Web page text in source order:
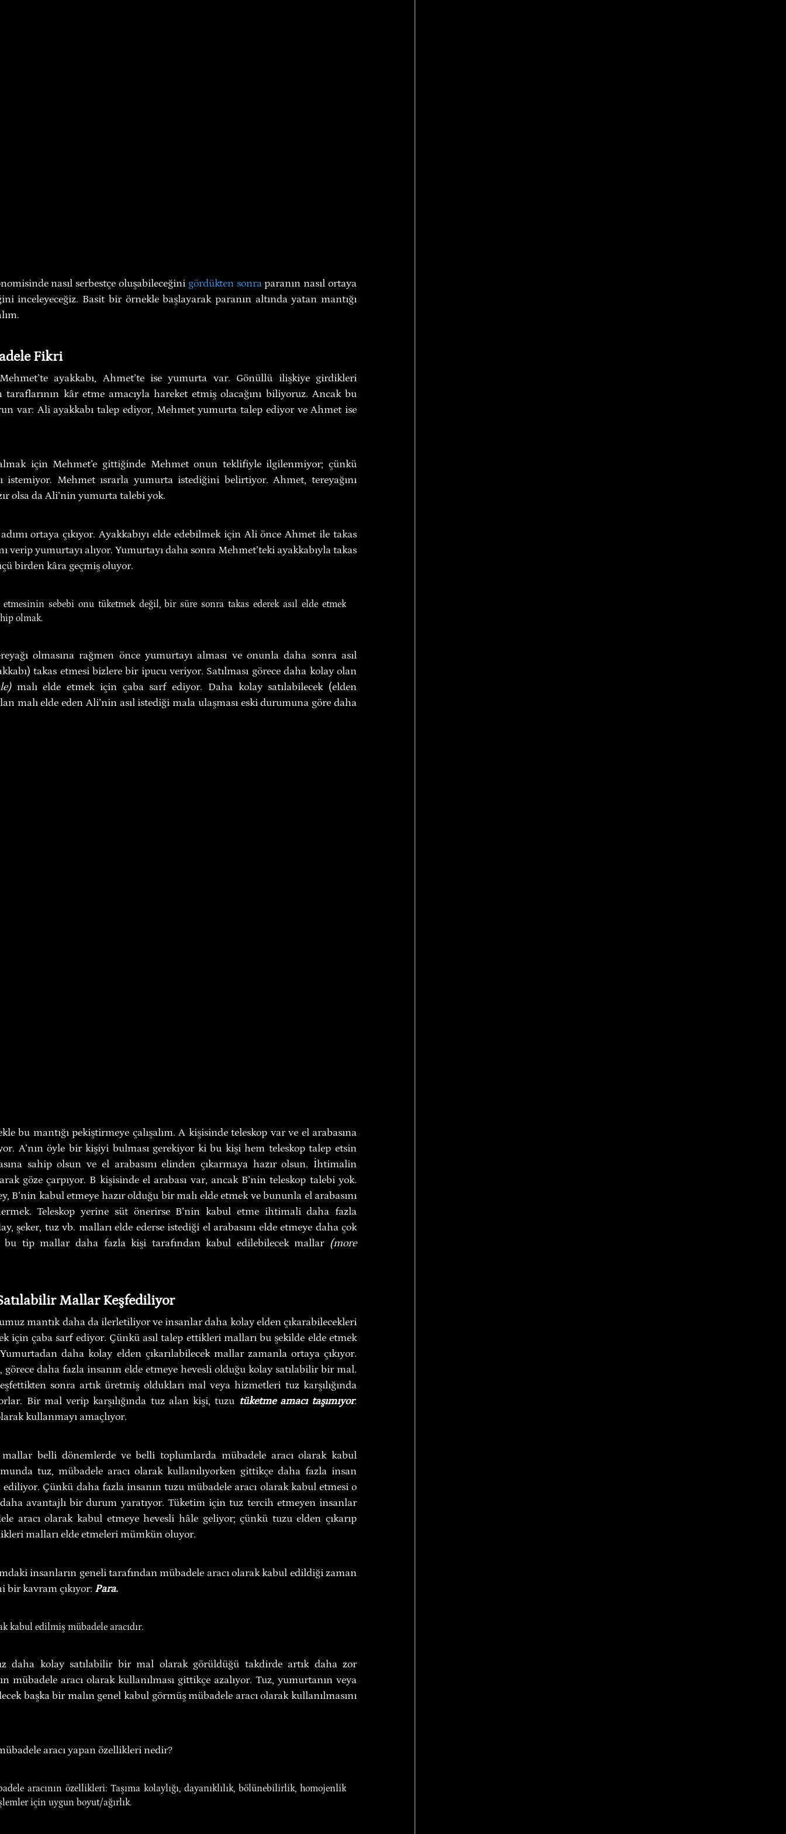
nasıl serbestçe oluşabileceğini gördükten sonra paranın nasıl ortaya
inceleyeceğiz. Basit bir örnekle başlayarak paranın altında yatan mantığı
Fikri
Mehmet’te ayakkabı, Ahmet’te ise yumurta var. Gönüllü ilişkiye girdikleri
kâr etme amacıyla hareket etmiş olacağını biliyoruz. Ancak bu
var: Ali ayakkabı talep ediyor, Mehmet yumurta talep ediyor ve Ahmet ise
için Mehmet’e gittiğinde Mehmet onun teklifiyle ilgilenmiyor; çünkü
istemiyor. Mehmet ısrarla yumurta istediğini belirtiyor. Ahmet, tereyağını
olsa da Ali’nin yumurta talebi yok.
ortaya çıkıyor. Ayakkabıyı elde edebilmek için Ali önce Ahmet ile takas
verip yumurtayı alıyor. Yumurtayı daha sonra Mehmet’teki ayakkabıyla takas
birden kâra geçmiş oluyor.
etmesinin sebebi onu tüketmek değil, bir süre sonra takas ederek asıl elde etmek
olmak.
olmasına rağmen önce yumurtayı alması ve onunla daha sonra asıl
malı elde etmek için çaba sarf ediyor. Daha kolay satılabilecek (elden
malı elde eden Ali’nin asıl istediği mala ulaşması eski durumuna göre daha
bu mantığı pekiştirmeye çalışalım. A kişisinde teleskop var ve el arabasına
A’nın öyle bir kişiyi bulması gerekiyor ki bu kişi hem teleskop talep etsin
sahip olsun ve el arabasını elinden çıkarmaya hazır olsun. İhtimalin
göze çarpıyor. B kişisinde el arabası var, ancak B’nin teleskop talebi yok.
B’nin kabul etmeye hazır olduğu bir malı elde etmek ve bununla el arabasını
Teleskop yerine süt önerirse B’nin kabul etme ihtimali daha fazla
şeker, tuz vb. malları elde ederse istediği el arabasını elde etmeye daha çok
bu tip mallar daha fazla kişi tarafından kabul edilebilecek mallar (more
Mallar Keşfediliyor
mantık daha da ilerletiliyor ve insanlar daha kolay elden çıkarabilecekleri
için çaba sarf ediyor. Çünkü asıl talep ettikleri malları bu şekilde elde etmek
daha kolay elden çıkarılabilecek mallar zamanla ortaya çıkıyor.
görece daha fazla insanın elde etmeye hevesli olduğu kolay satılabilir bir mal.
sonra artık üretmiş oldukları mal veya hizmetleri tuz karşılığında
Bir mal verip karşılığında tuz alan kişi, tuzu tüketme amacı taşımıyor.
kullanmayı amaçlıyor.
mallar belli dönemlerde ve belli toplumlarda mübadele aracı olarak kabul
tuz, mübadele aracı olarak kullanılıyorken gittikçe daha fazla insan
Çünkü daha fazla insanın tuzu mübadele aracı olarak kabul etmesi o
avantajlı bir durum yaratıyor. Tüketim için tuz tercih etmeyen insanlar
aracı olarak kabul etmeye hevesli hâle geliyor; çünkü tuzu elden çıkarıp
malları elde etmeleri mümkün oluyor.
insanların geneli tarafından mübadele aracı olarak kabul edildiği zaman
bir kavram çıkıyor: Para.
kabul edilmiş mübadele aracıdır.
daha kolay satılabilir bir mal olarak görüldüğü takdirde artık daha zor
mübadele aracı olarak kullanılması gittikçe azalıyor. Tuz, yumurtanın veya
başka bir malın genel kabul görmüş mübadele aracı olarak kullanılmasını
aracı yapan özellikleri nedir?
aracının özellikleri: Taşıma kolaylığı, dayanıklılık, bölünebilirlik, homojenlik
için uygun boyut/ağırlık.